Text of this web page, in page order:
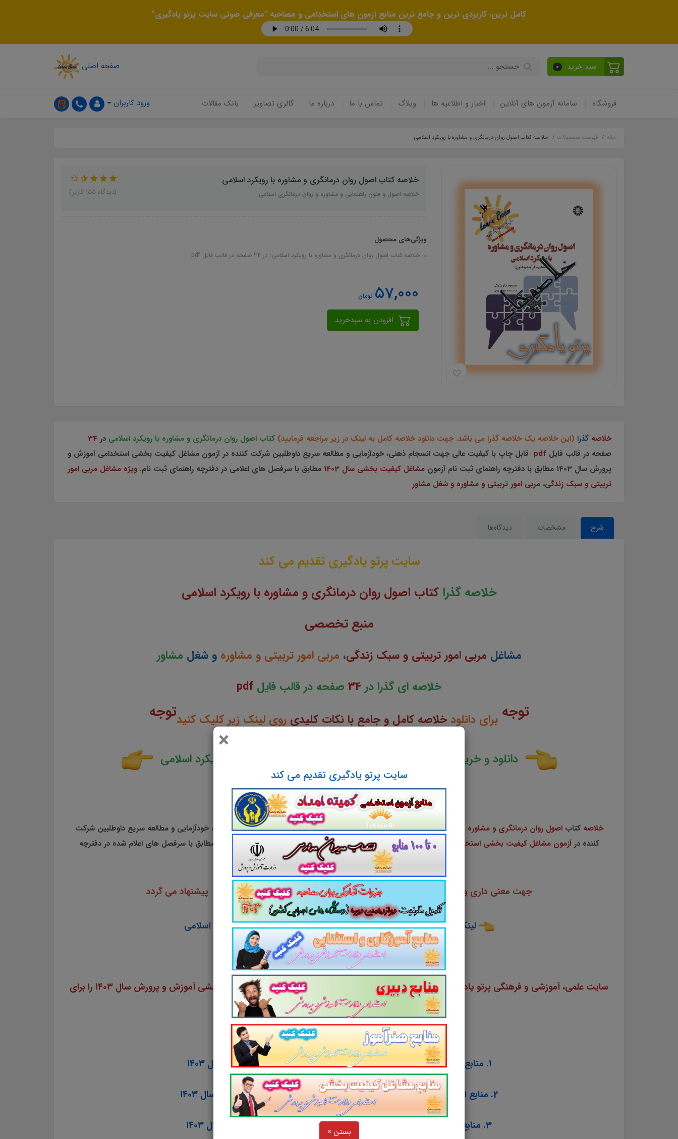
کامل ترین، کاربردی ترین و جامع ترین منابع آزمون های استخدامی و مصاحبه "معرفی صوتی سایت پرتو یادگیری"
سبد خرید 0 صفحه اصلی
فروشگاه سامانه آزمون های آنلاین اخبار و اطلاعیه ها وبلاگ تماس با ما درباره ما گالری تصاویر بانک مقالات ورود کاربران
×
سایت پرتو یادگیری تقدیم می کند
بستن ×
خانه فهرست محصولات خلاصه کتاب اصول روان درمانگری و مشاوره با رویکرد اسلامی
خلاصه کتاب اصول روان درمانگری و مشاوره با رویکرد اسلامی
خلاصه اصول و فنون راهنمایی و مشاوره و روان درمانگری اسلامی (دیدگاه 155 کاربر)
ویژگی‌های محصول
خلاصه کتاب اصول روان درمانگری و مشاوره با رویکرد اسلامی: در 34 صفحه در قالب فایل pdf
57,000 تومان
خلاصه گذرا (این خلاصه یک خلاصه گذرا می باشد. جهت دانلود خلاصه کامل به لینک در زیر مراجعه فرمایید) کتاب اصول روان درمانگری و مشاوره با رویکرد اسلامی در 34
صفحه در قالب فایل pdf قابل چاپ با کیفیت عالی جهت انسجام ذهنی، خودآزمایی و مطالعه سریع داوطلبین شرکت کننده در آزمون مشاغل کیفیت بخشی استخدامی آموزش و
پرورش سال 1403 مطابق با دفترچه راهنمای ثبت نام آزمون
مشاغل کیفیت بخشی سال 1403 مطابق با سرفصل های اعلامی در دفترچه راهنمای ثبت نام. ویژه مشاغل مربی امور
تربیتی و سبک زندگی، مربی امور تربیتی و مشاوره و شغل مشاور
شرح مشخصات دیدگاه‌ها
سایت پرتو یادگیری تقدیم می کند
خلاصه گذرا کتاب اصول روان درمانگری و مشاوره با رویکرد اسلامی
منبع تخصصی
مشاغل مربی امور تربیتی و سبک زندگی، مربی امور تربیتی و مشاوره و شغل مشاور
خلاصه ای گذرا در 34 صفحه در قالب فایل pdf
توجه برای دانلودخلاصه کامل و جامع با نکات کلیدی روی لینک زیر کلیک کنیدتوجه
دانلود و خرید کتاب اصول روان درمانگری و مشاوره با رویکرد اسلامی
خلاصه کتاباصول روان درمانگری و مشاوره با رویکرد اسلامیدر قالب فایلpdf قابل چاپ با کیفیت عالی جهت انسجام ذهنی، خودآزمایی و مطالعه سریع داوطلبین شرکت
کننده در آزمون مشاغل کیفیت بخشی استخدامی آموزش و پرورش سال 1403
مطابق با دفترچه راهنمای ثبت نام سال 1403 مطابق با سرفصل های اعلام شده در دفترچه
راهنمای ثبت نام.
جهت معنی داری و ماندگاری ذهنی بهتر مطالعه این منبع همراه با تست تالیفی آن پیشنهاد می گردد
لینک دانلود و خرید تست کتاب اصول روان درمانگری و مشاوره با رویکرد اسلامی
سایت علمی، آموزشی و فرهنگی پرتو یادگیری مجموعه منابع آمادگی برای آزمون استخدامی مشاغل کیفیت بخشی آموزش و پرورش سال ۱۴۰۳ را برای
داوطلبین این آزمون به شرح ذیل اعلام می دارد.
لینک ورود برای خرید
1. منابع عمومی آزمون استخدامی مشاغل کیفیت بخشی آموزش و پرورش سال ۱۴۰۳
2. منابع اختصاصی آزمون استخدامی مشاغل کیفیت بخشی آموزش و پرورش سال ۱۴۰۳
3. منابع تخصصی شغل مربی امور تربیتی و سبک زندگی آموزش و پرورش سال ۱۴۰۳